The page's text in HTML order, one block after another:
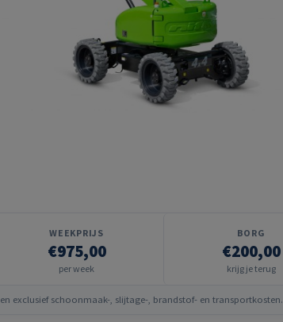
WEEKPRIJS
€975,00
per week
BORG
€200,00
krijg je terug
en exclusief schoonmaak-, slijtage-, brandstof- en transportkosten.